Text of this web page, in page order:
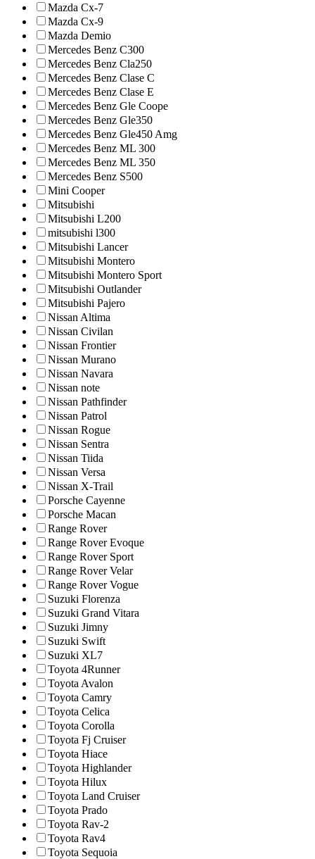
Mazda Cx-7
Mazda Cx-9
Mazda Demio
Mercedes Benz C300
Mercedes Benz Cla250
Mercedes Benz Clase C
Mercedes Benz Clase E
Mercedes Benz Gle Coope
Mercedes Benz Gle350
Mercedes Benz Gle450 Amg
Mercedes Benz ML 300
Mercedes Benz ML 350
Mercedes Benz S500
Mini Cooper
Mitsubishi
Mitsubishi L200
mitsubishi l300
Mitsubishi Lancer
Mitsubishi Montero
Mitsubishi Montero Sport
Mitsubishi Outlander
Mitsubishi Pajero
Nissan Altima
Nissan Civilan
Nissan Frontier
Nissan Murano
Nissan Navara
Nissan note
Nissan Pathfinder
Nissan Patrol
Nissan Rogue
Nissan Sentra
Nissan Tiida
Nissan Versa
Nissan X-Trail
Porsche Cayenne
Porsche Macan
Range Rover
Range Rover Evoque
Range Rover Sport
Range Rover Velar
Range Rover Vogue
Suzuki Florenza
Suzuki Grand Vitara
Suzuki Jimny
Suzuki Swift
Suzuki XL7
Toyota 4Runner
Toyota Avalon
Toyota Camry
Toyota Celica
Toyota Corolla
Toyota Fj Cruiser
Toyota Hiace
Toyota Highlander
Toyota Hilux
Toyota Land Cruiser
Toyota Prado
Toyota Rav-2
Toyota Rav4
Toyota Sequoia